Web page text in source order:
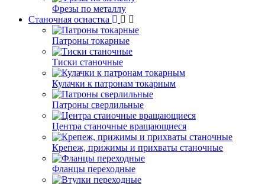
Фрезы по металлу
Станочная оснастка
Патроны токарные
Тиски станочные
Кулачки к патронам токарным
Патроны сверлильные
Центра станочные вращающиеся
Крепеж, прижимы и прихваты станочные
Фланцы переходные